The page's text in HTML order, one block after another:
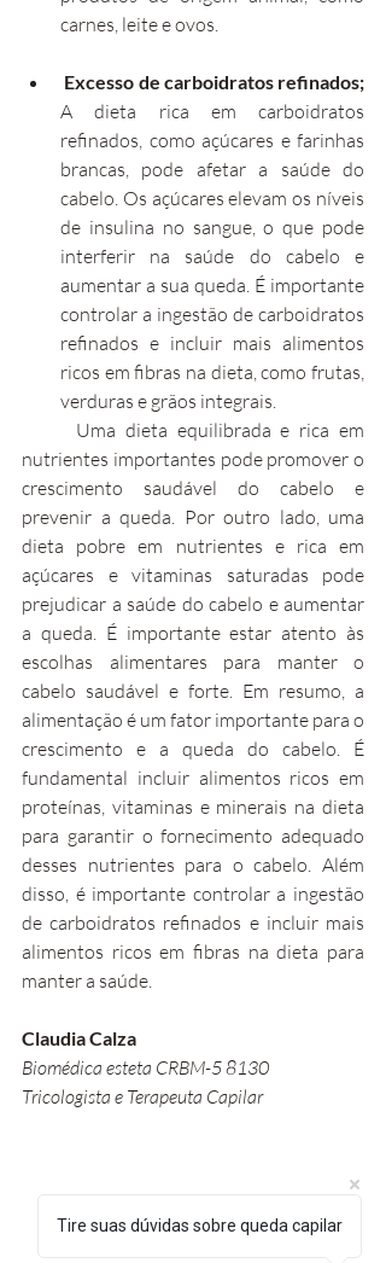
carnes, leite e ovos.
Excesso de carboidratos refinados;
A dieta rica em carboidratos
refinados, como açúcares e farinhas
brancas, pode afetar a saúde do
cabelo. Os açúcares elevam os níveis
de insulina no sangue, o que pode
interferir na saúde do cabelo e
aumentar a sua queda. É importante
controlar a ingestão de carboidratos
refinados e incluir mais alimentos
ricos em fibras na dieta, como frutas,
verduras e grãos integrais.
nutrientes importantes pode promover o
crescimento saudável do cabelo e
prevenir a queda. Por outro lado, uma
dieta pobre em nutrientes e rica em
açúcares e vitaminas saturadas pode
prejudicar a saúde do cabelo e aumentar
a queda. É importante estar atento às
escolhas alimentares para manter o
cabelo saudável e forte. Em resumo, a
alimentação é um fator importante para o
crescimento e a queda do cabelo. É
fundamental incluir alimentos ricos em
proteínas, vitaminas e minerais na dieta
para garantir o fornecimento adequado
desses nutrientes para o cabelo. Além
disso, é importante controlar a ingestão
de carboidratos refinados e incluir mais
alimentos ricos em fibras na dieta para
manter a saúde.
Claudia Calza
Biomédica esteta CRBM-5 8130
Tricologista e Terapeuta Capilar
Tire suas dúvidas sobre queda capilar